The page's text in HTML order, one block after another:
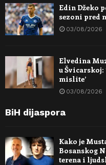
Edin Džeko
sezoni pred
03/08/2026
Elvedina
u Švicarskoj:
mislite’
03/08/2026
BiH dijaspora
Kako je
Bosanskog
terena i